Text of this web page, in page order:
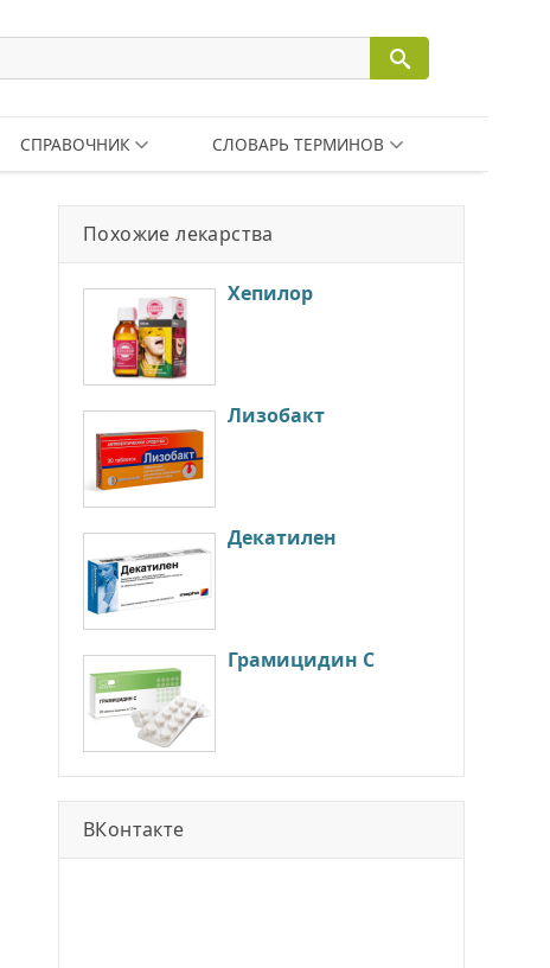
СПРАВОЧНИК СЛОВАРЬ ТЕРМИНОВ
Похожие лекарства
Хепилор
Лизобакт
Декатилен
Грамицидин С
ВКонтакте